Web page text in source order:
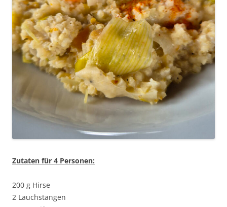
Zutaten für 4 Personen:
200 g Hirse
2 Lauchstangen